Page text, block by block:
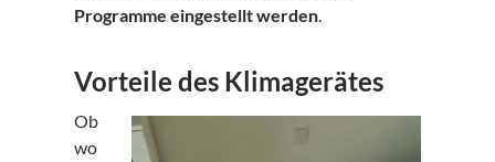
Programme eingestellt werden.
Vorteile des Klimagerätes
Ob
wo